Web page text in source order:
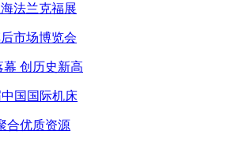
法兰克福展
市场博览会
幕 创历史新高
国国际机床
合优质资源